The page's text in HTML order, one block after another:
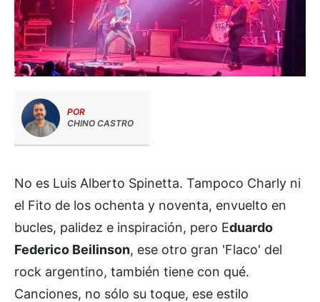
POR
CHINO CASTRO
No es Luis Alberto Spinetta. Tampoco Charly ni
el Fito de los ochenta y noventa, envuelto en
bucles, palidez e inspiración, pero Eduardo
Federico Beilinson, ese otro gran 'Flaco' del
rock argentino, también tiene con qué.
Canciones, no sólo su toque, ese estilo